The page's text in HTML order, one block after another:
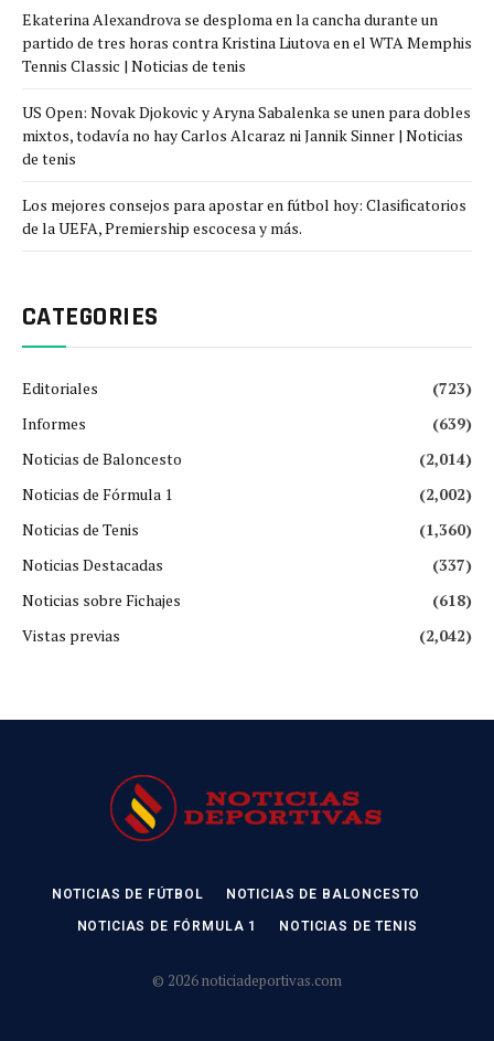
Ekaterina Alexandrova se desploma en la cancha durante un
partido de tres horas contra Kristina Liutova en el WTA Memphis
Tennis Classic | Noticias de tenis
US Open: Novak Djokovic y Aryna Sabalenka se unen para dobles
mixtos, todavía no hay Carlos Alcaraz ni Jannik Sinner | Noticias
de tenis
Los mejores consejos para apostar en fútbol hoy: Clasificatorios
de la UEFA, Premiership escocesa y más.
CATEGORIES
Editoriales
(723)
Informes
(639)
Noticias de Baloncesto
(2,014)
Noticias de Fórmula 1
(2,002)
Noticias de Tenis
(1,360)
Noticias Destacadas
(337)
Noticias sobre Fichajes
(618)
Vistas previas
(2,042)
NOTICIAS DE FÚTBOL NOTICIAS DE BALONCESTO
NOTICIAS DE FÓRMULA 1 NOTICIAS DE TENIS
© 2026 noticiadeportivas.com